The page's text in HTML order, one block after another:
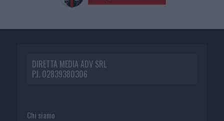
DIRETTA MEDIA ADV SRL
P.I. 02839380306
Chi siamo